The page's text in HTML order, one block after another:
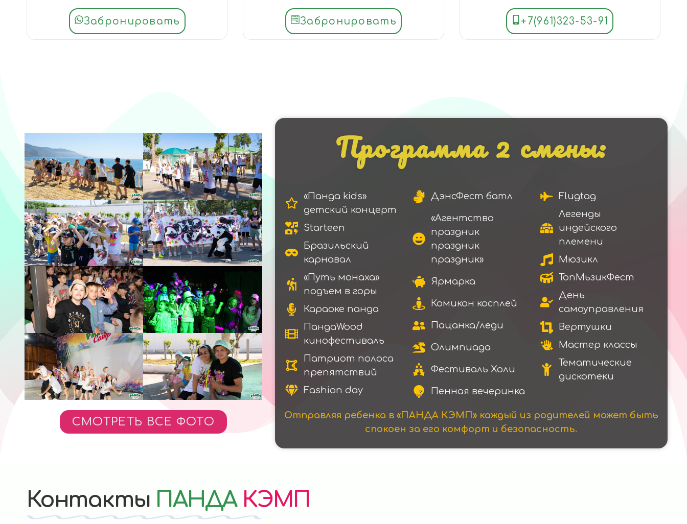
Забронировать Забронировать +7(961)323-53-91
СМОТРЕТЬ ВСЕ ФОТО
Программа 2 смены:
«Панда kids»
детский концерт
Starteen
Бразильский
карнавал
«Путь монаха»
подъем в горы
Караоке панда
ПандаWood
кинофестиваль
Патриот полоса
препятствий
Fashion day
ДэнсФест батл
«Агентство
праздник
праздник
праздник»
Ярмарка
Комикон косплей
Пацанка/леди
Олимпиада
Фестиваль Холи
Пенная вечеринка
Flugtag
Легенды
индейского
племени
Мюзикл
ТопМьзикФест
День
самоуправления
Вертушки
Мастер классы
Тематические
дискотеки
Отправляя ребенка в «ПАНДА КЭМП» каждый из родителей может быть
спокоен за его комфорт и безопасность.
Контакты ПАНДА КЭМП